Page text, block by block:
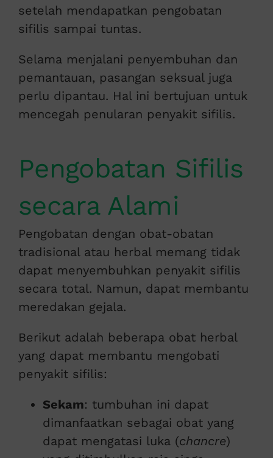
setelah mendapatkan pengobatan
sifilis sampai tuntas.
Selama menjalani penyembuhan dan
pemantauan, pasangan seksual juga
perlu dipantau. Hal ini bertujuan untuk
mencegah penularan penyakit sifilis.
Pengobatan Sifilis
secara Alami
Pengobatan dengan obat-obatan
tradisional atau herbal memang tidak
dapat menyembuhkan penyakit sifilis
secara total. Namun, dapat membantu
meredakan gejala.
Berikut adalah beberapa obat herbal
yang dapat membantu mengobati
penyakit sifilis:
Sekam: tumbuhan ini dapat
dimanfaatkan sebagai obat yang
dapat mengatasi luka (chancre)